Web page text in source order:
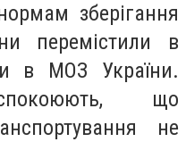
зберігання
перемістили в
в МОЗ України.
що
не